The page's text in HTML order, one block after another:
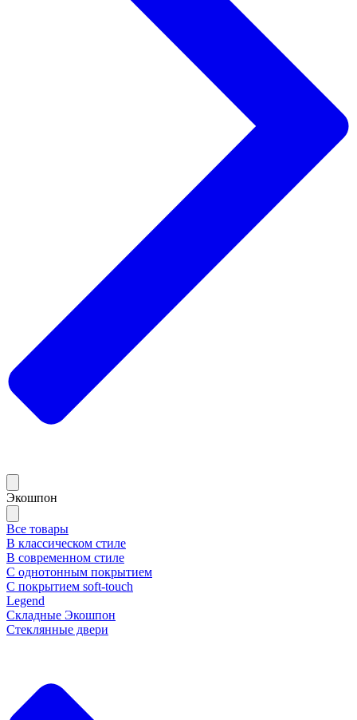
Экошпон
Все товары
В классическом стиле
В современном стиле
С однотонным покрытием
С покрытием soft-touch
Legend
Складные Экошпон
Стеклянные двери